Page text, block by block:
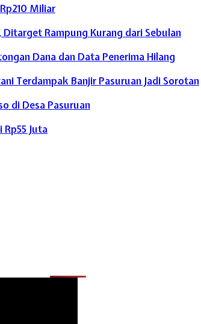
Miliar
Rampung Kurang dari Sebulan
Dana dan Data Penerima Hilang
Terdampak Banjir Pasuruan Jadi Sorotan
di Desa Pasuruan
Juta